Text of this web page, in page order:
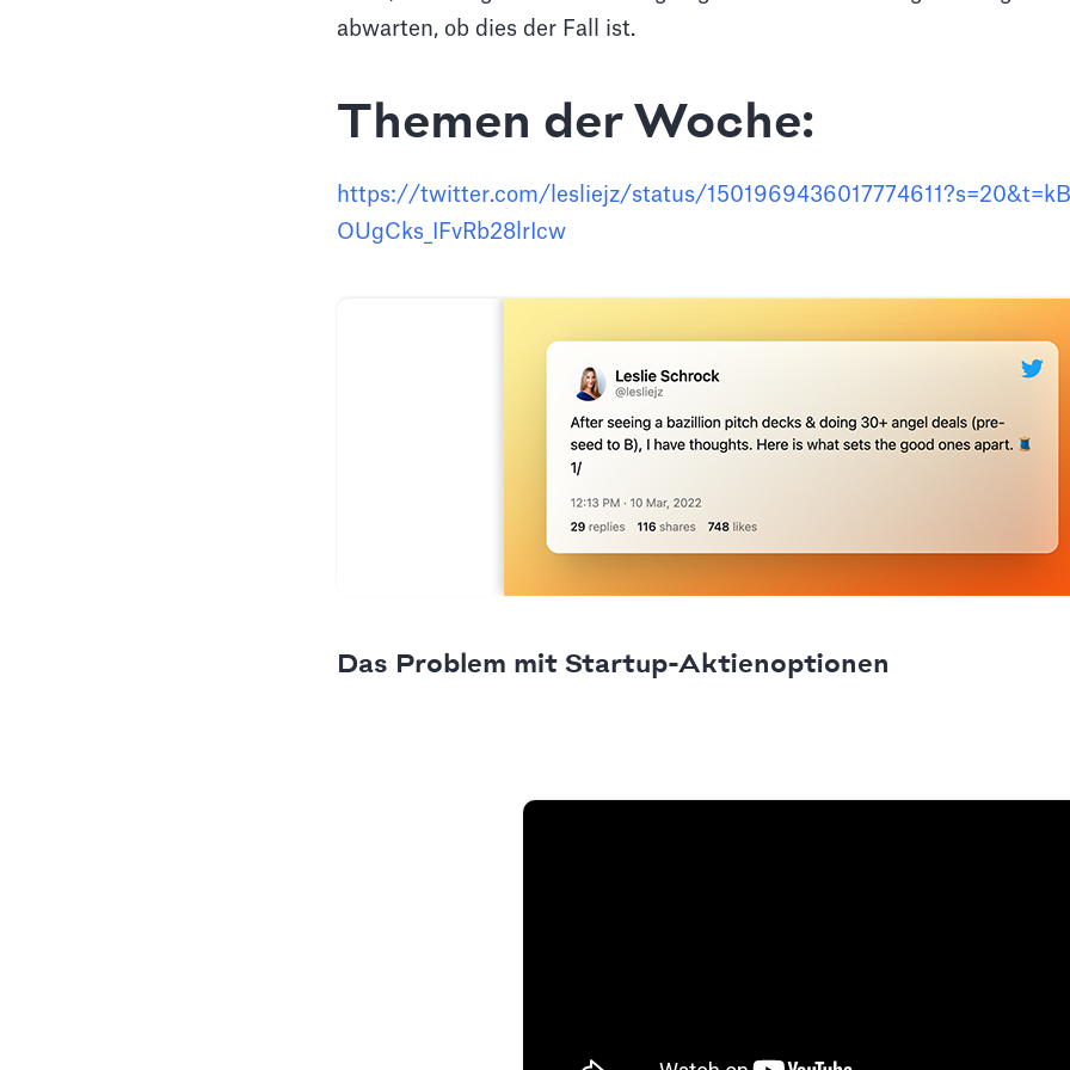
abwarten, ob dies der Fall ist.
Themen der Woche:
https://twitter.com/lesliejz/status/
OUgCks_IFvRb28lrIcw
Das Problem mit Startup-Aktienoptionen